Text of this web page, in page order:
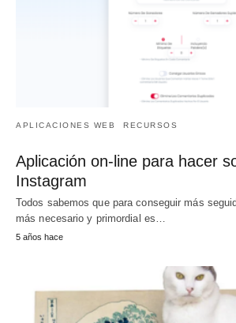
APLICACIONES WEB RECURSOS
Aplicación on-line para hacer
Instagram
Todos sabemos que para conseguir más
más necesario y primordial es…
5 años hace